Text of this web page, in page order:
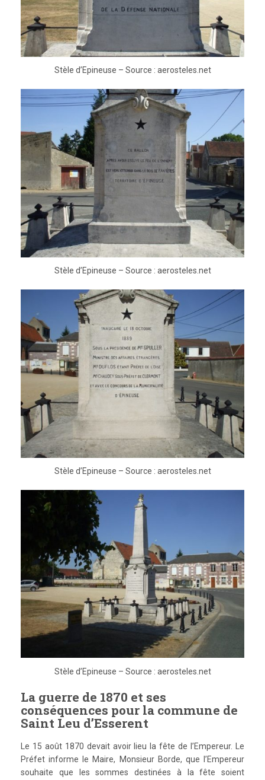
Stèle d’Epineuse – Source : aerosteles.net
Stèle d’Epineuse – Source : aerosteles.net
Stèle d’Epineuse – Source : aerosteles.net
Stèle d’Epineuse – Source : aerosteles.net
La guerre de 1870 et ses
conséquences pour la commune de
Saint Leu d’Esserent
Le 15 août 1870 devait avoir lieu la fête de l’Empereur. Le
Préfet informe le Maire, Monsieur Borde, que l’Empereur
souhaite que les sommes destinées à la fête soient